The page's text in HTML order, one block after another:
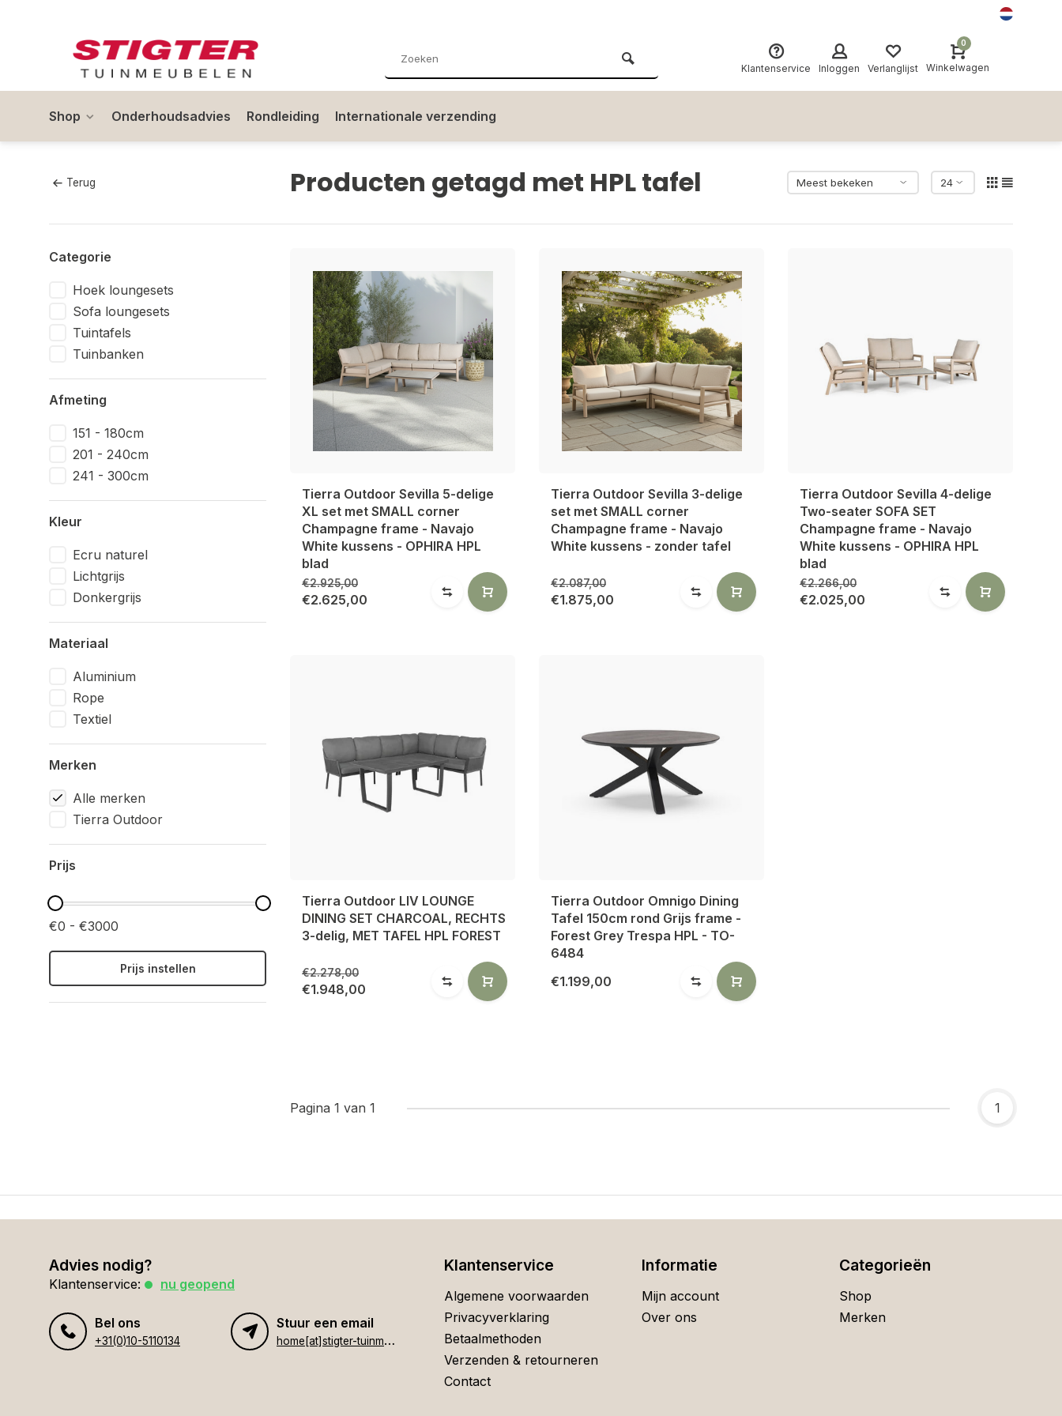
Klantenservice Inloggen Verlanglijst
0
Winkelwagen
Shop Onderhoudsadvies Rondleiding Internationale verzending
Terug Producten getagd met HPL tafel
Categorie
Hoek loungesets
Sofa loungesets
Tuintafels
Tuinbanken
Afmeting
151 - 180cm
201 - 240cm
241 - 300cm
Kleur
Ecru naturel
Lichtgrijs
Donkergrijs
Materiaal
Aluminium
Rope
Textiel
Merken
Alle merken
Tierra Outdoor
Prijs
€0 - €3000
Prijs instellen
Tierra Outdoor Sevilla 5-delige
XL set met SMALL corner
Champagne frame - Navajo
White kussens - OPHIRA HPL
blad
€2.925,00
€2.625,00
Tierra Outdoor Sevilla 3-delige
set met SMALL corner
Champagne frame - Navajo
White kussens - zonder tafel
€2.087,00
€1.875,00
Tierra Outdoor Sevilla 4-delige
Two-seater SOFA SET
Champagne frame - Navajo
White kussens - OPHIRA HPL
blad
€2.266,00
€2.025,00
Tierra Outdoor LIV LOUNGE
DINING SET CHARCOAL, RECHTS
3-delig, MET TAFEL HPL FOREST
€2.278,00
€1.948,00
Tierra Outdoor Omnigo Dining
Tafel 150cm rond Grijs frame -
Forest Grey Trespa HPL - TO-
6484
€1.199,00
Pagina 1 van 1 1
Advies nodig?
Klantenservice: nu geopend
Bel ons
+31(0)10-5110134
Stuur een email
h
ome[at]stigter-tuinmeubelen.nl
Klantenservice
Algemene voorwaarden
Privacyverklaring
Betaalmethoden
Verzenden & retourneren
Contact
Informatie
Mijn account
Over ons
Categorieën
Shop
Merken